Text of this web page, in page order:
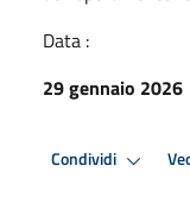
Data :
29 gennaio 2026
Condividi